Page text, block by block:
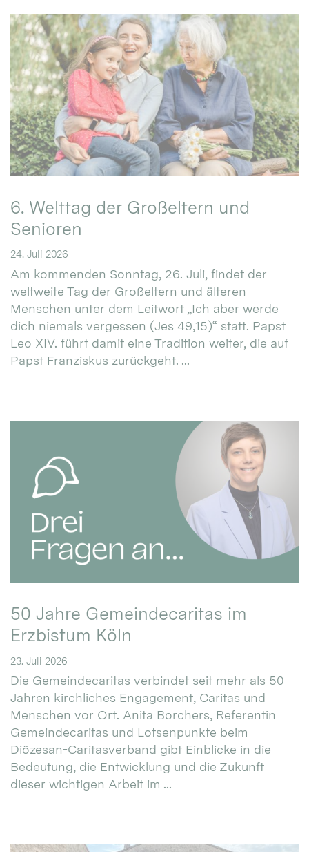
6. Welttag der Großeltern und
Senioren
24. Juli 2026
Am kommenden Sonntag, 26. Juli, findet der
weltweite Tag der Großeltern und älteren
Menschen unter dem Leitwort „Ich aber werde
dich niemals vergessen (Jes 49,15)“ statt. Papst
Leo XIV. führt damit eine Tradition weiter, die auf
Papst Franziskus zurückgeht. ...
50 Jahre Gemeindecaritas im
Erzbistum Köln
23. Juli 2026
Die Gemeindecaritas verbindet seit mehr als 50
Jahren kirchliches Engagement, Caritas und
Menschen vor Ort. Anita Borchers, Referentin
Gemeindecaritas und Lotsenpunkte beim
Diözesan-Caritasverband gibt Einblicke in die
Bedeutung, die Entwicklung und die Zukunft
dieser wichtigen Arbeit im ...